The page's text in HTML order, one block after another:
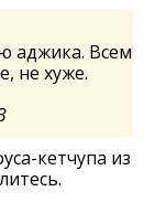
аджика. Всем
не хуже.
кетчупа из